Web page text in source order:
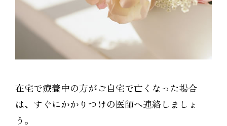
在宅で療養中の方がご自宅で亡くなった場合
は、すぐにかかりつけの医師へ連絡しましょ
う。